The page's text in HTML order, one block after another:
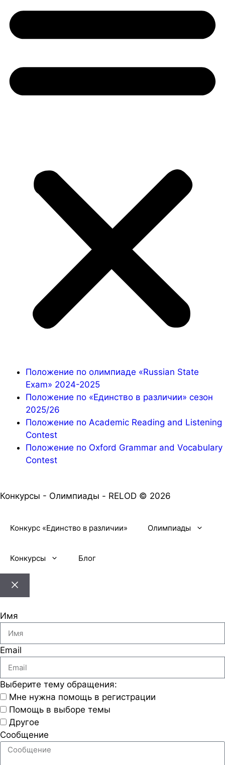
Положение по олимпиаде «Russian State
Exam» 2024-2025
Положение по «Единство в различии» сезон
2025/26
Положение по Academic Reading and Listening
Contest
Положение по Oxford Grammar and Vocabulary
Contest
Конкурсы - Олимпиады - RELOD © 2026
Конкурс «Единство в различии» Олимпиады
Конкурсы Блог
Имя
Email
Выберите тему обращения:
Мне нужна помощь в регистрации
Помощь в выборе темы
Другое
Сообщение